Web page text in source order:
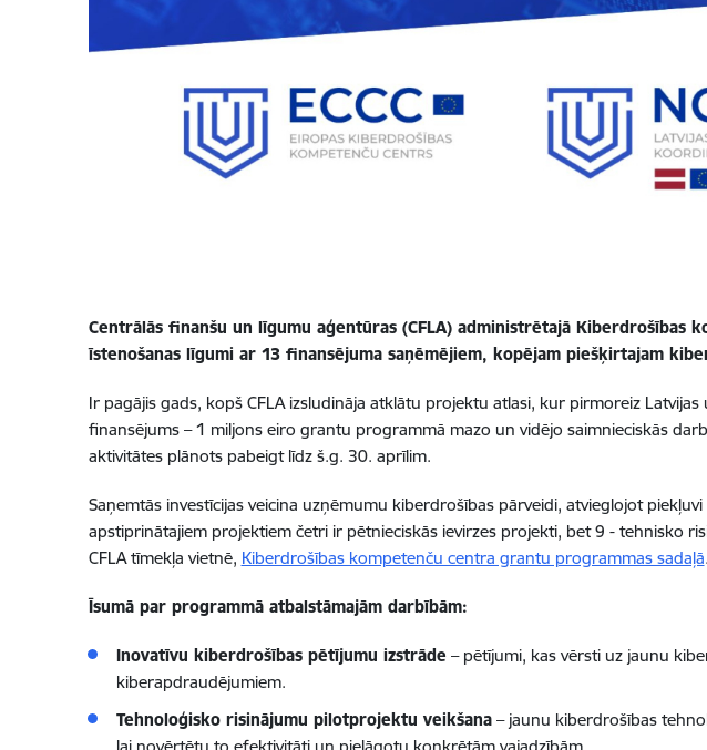
Centrālās finanšu un līgumu aģentūras (CFLA) administrētajā Kiberdrošības
īstenošanas līgumi ar 13 finansējuma saņēmējiem, kopējam piešķirtajam
Ir pagājis gads, kopš CFLA izsludināja atklātu projektu atlasi, kur pirmoreiz
finansējums – 1 miljons eiro grantu programmā mazo un vidējo saimnieciskās
aktivitātes plānots pabeigt līdz š.g. 30. aprīlim.
Saņemtās investīcijas veicina uzņēmumu kiberdrošības pārveidi, atvieglojot
apstiprinātajiem projektiem četri ir pētnieciskās ievirzes projekti, bet 9 - tehnisko
CFLA tīmekļa vietnē, Kiberdrošības kompetenču centra grantu programmas sadaļā.
Īsumā par programmā atbalstāmajām darbībām:
Inovatīvu kiberdrošības pētījumu izstrāde– pētījumi, kas vērsti uz jaunu
kiberapdraudējumiem.
Tehnoloģisko risinājumu pilotprojektu veikšana– jaunu kiberdrošības